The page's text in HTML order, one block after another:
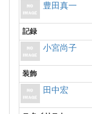
豊田真一
記録
小宮尚子
装飾
田中宏